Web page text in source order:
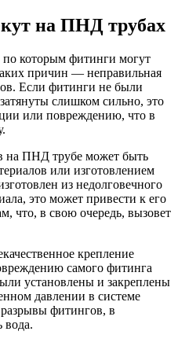
на ПНД трубах
по которым фитинги могут
причин — неправильная
Если фитинги не были
слишком сильно, это
или повреждению, что в
на ПНД трубе может быть
или изготовлением
из недолговечного
это может привести к его
что, в свою очередь, вызовет
крепление
самого фитинга
установлены и закреплены
давлении в системе
фитингов, в
вода.